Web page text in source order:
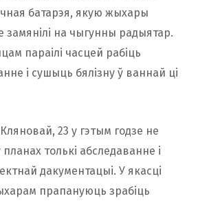
батарэя, якую жыхары
замянілі на чыгунны радыятар.
параілі часцей рабіць
і сушыць бялізну ў ваннай ці
23 у гэтым годзе не
толькі абследаванне і
дакументацыі. У якасці
прапануюць зрабіць